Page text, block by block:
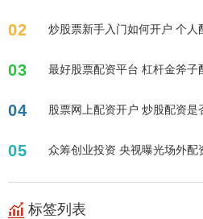
02 炒股票新手入门如何开户 个人
03 最好股票配资平台 杠杆金斧
04 股票网上配资开户 炒股配资是
05 众筹创业投资 央视曝光场外
标签列表